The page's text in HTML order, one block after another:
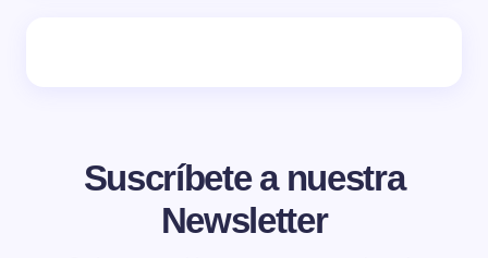
Suscríbete a nuestra
Newsletter